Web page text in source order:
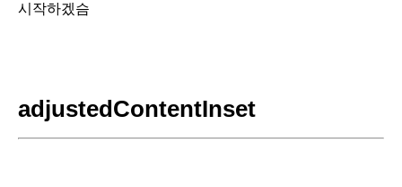
시작하겠슴
adjustedContentInset